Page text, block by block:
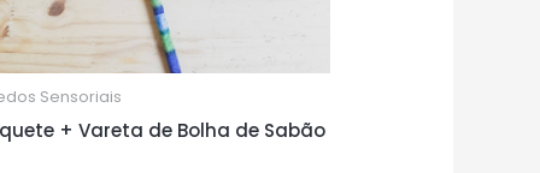
Sensoriais
+ Vareta de Bolha de Sabão